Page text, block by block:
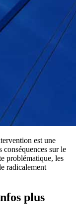
est une
conséquences sur le
problématique, les
radicalement
plus